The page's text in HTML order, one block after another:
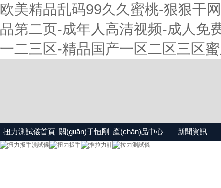
欧美精品乱码99久久蜜桃-狠狠干
品第二页-成年人高清视频-成人免
一二三区-精品国产一区二区三区
扭力測試儀首頁 關(guān)于恒剛 產(chǎn)品中心 新聞資訊